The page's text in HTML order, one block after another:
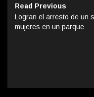
Read Previous
Logran el arresto de un
mujeres en un parque